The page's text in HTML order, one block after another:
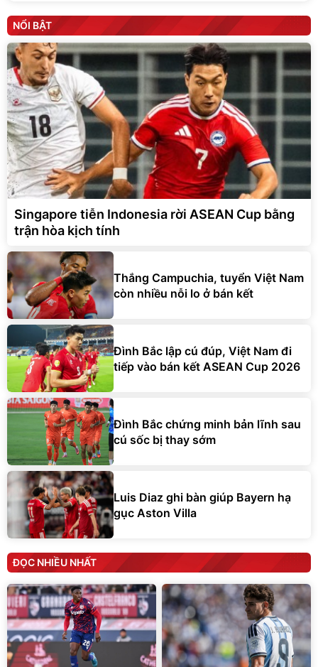
NỔI BẬT
Singapore tiễn Indonesia rời ASEAN Cup bằng
trận hòa kịch tính
Thắng Campuchia, tuyển Việt Nam
còn nhiều nỗi lo ở bán kết
Đình Bắc lập cú đúp, Việt Nam đi
tiếp vào bán kết ASEAN Cup 2026
Đình Bắc chứng minh bản lĩnh sau
cú sốc bị thay sớm
Luis Diaz ghi bàn giúp Bayern hạ
gục Aston Villa
ĐỌC NHIỀU NHẤT